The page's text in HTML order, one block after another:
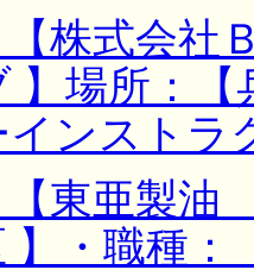
【株式会
】場所：
インストラ
東亜製油
】・職種：